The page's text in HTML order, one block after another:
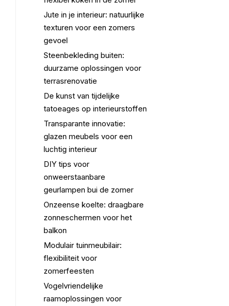
Jute in je interieur: natuurlijke
texturen voor een zomers
gevoel
Steenbekleding buiten:
duurzame oplossingen voor
terrasrenovatie
De kunst van tijdelijke
tatoeages op interieurstoffen
Transparante innovatie:
glazen meubels voor een
luchtig interieur
DIY tips voor
onweerstaanbare
geurlampen bui de zomer
Onzeense koelte: draagbare
zonneschermen voor het
balkon
Modulair tuinmeubilair:
flexibiliteit voor
zomerfeesten
Vogelvriendelijke
raamoplossingen voor